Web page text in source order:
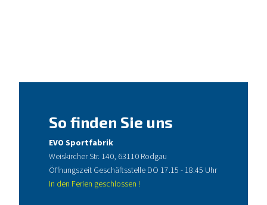
So finden Sie uns
EVO Sportfabrik
Weiskircher Str. 140, 63110 Rodgau
Öffnungszeit Geschäftsstelle DO 17.15 - 18.45 Uhr
In den Ferien geschlossen !